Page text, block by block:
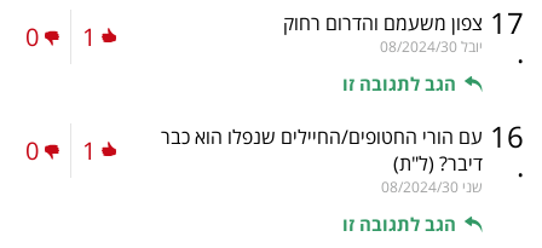
17
.
צפון משעמם והדרום רחוק
יובל 08/2024/30
הגב לתגובה זו
1
0
16
.
עם הורי החטופים/החיילים שנפלו הוא כבר
דיבר? (ל"ת)
שני 08/2024/30
הגב לתגובה זו
1
0